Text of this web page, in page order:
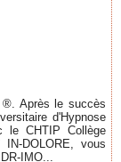
®. Après le succès
d'Hypnose
le CHTIP Collège
DOLORE, vous
IMO...